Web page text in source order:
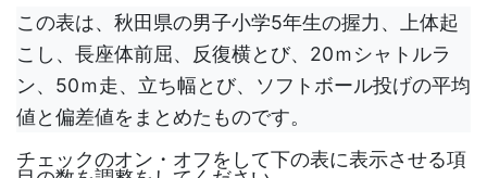
この表は、秋田県の男子小学5年生の握力、上体起
こし、長座体前屈、反復横とび、20ｍシャトルラ
ン、50ｍ走、立ち幅とび、ソフトボール投げの平均
値と偏差値をまとめたものです。
チェックのオン・オフをして下の表に表示させる項